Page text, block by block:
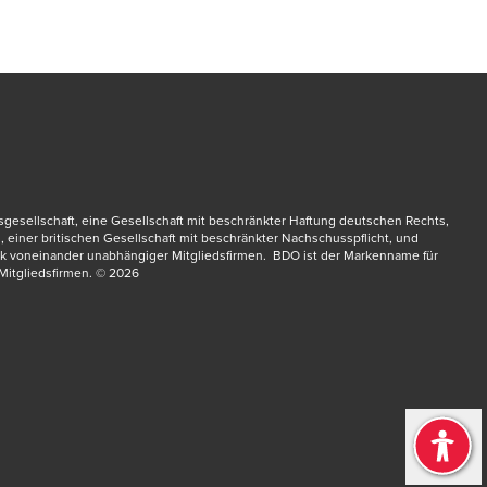
tab
eine Gesellschaft mit beschränkter Haftung deutschen Rechts,
britischen Gesellschaft mit beschränkter Nachschusspflicht, und
unabhängiger Mitgliedsfirmen.  BDO ist der Markenname für
© 2026